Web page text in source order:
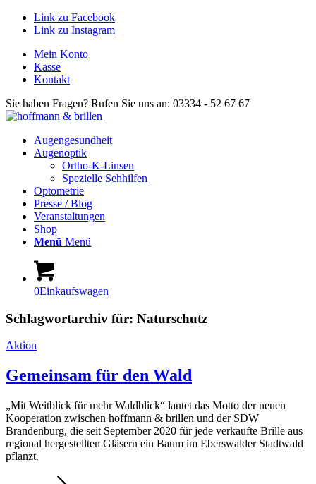
Link zu Facebook
Link zu Instagram
Mein Konto
Kasse
Kontakt
Sie haben Fragen? Rufen Sie uns an: 03334 - 52 67 67
Augengesundheit
Augenoptik
Ortho-K-Linsen
Spezielle Sehhilfen
Optometrie
Presse / Blog
Veranstaltungen
Shop
Menü Menü
0Einkaufswagen
Schlagwortarchiv für: Naturschutz
Aktion
Gemeinsam für den Wald
„Mit Weitblick für mehr Waldblick“ lautet das Motto der neuen
Kooperation zwischen hoffmann & brillen und der SDW
Brandenburg, die seit September 2020 für jede verkaufte Brille aus
regional hergestellten Gläsern ein Baum im Eberswalder Stadtwald
pflanzt.